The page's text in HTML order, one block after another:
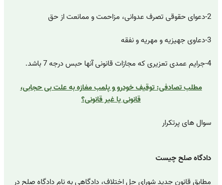
2-دعوای حقوقی تصرف عدوانی، مزاحمت و ممانعت از حق
3-دعاوی جهیزیه و مهریه و نفقه
4-جرایم عمدی تعزیری که مجازات قانونی آنها حبس درجه 7 باشد.
مطلب تصادفی: توقیف خودرو و پلمب مغازه به علت بی حجابی،
قانونی یا غیر قانونی؟
سوال های پرتکرار
دادگاه صلح چیست
مطابق قانون جدید شورای حل اختلاف، دادگاهی به نام دادگاه صلح در